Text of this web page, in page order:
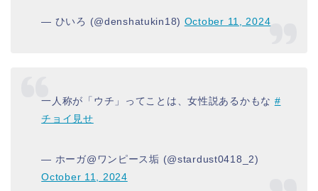
— ひいろ (@denshatukin18) October 11, 2024
一人称が「ウチ」ってことは、女性説あるかもな #
チョイ見せ
— ホーガ@ワンピース垢 (@stardust0418_2)
October 11, 2024